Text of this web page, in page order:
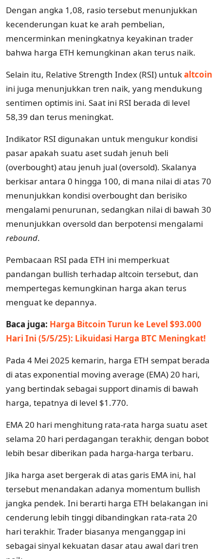
Dengan angka 1,08, rasio tersebut menunjukkan
kecenderungan kuat ke arah pembelian,
mencerminkan meningkatnya keyakinan trader
bahwa harga ETH kemungkinan akan terus naik.
Selain itu, Relative Strength Index (RSI) untukaltcoin
ini juga menunjukkan tren naik, yang mendukung
sentimen optimis ini. Saat ini RSI berada di level
58,39 dan terus meningkat.
Indikator RSI digunakan untuk mengukur kondisi
pasar apakah suatu aset sudah jenuh beli
(overbought) atau jenuh jual (oversold). Skalanya
berkisar antara 0 hingga 100, di mana nilai di atas 70
menunjukkan kondisi overbought dan berisiko
mengalami penurunan, sedangkan nilai di bawah 30
menunjukkan oversold dan berpotensi mengalami
rebound.
Pembacaan RSI pada ETH ini memperkuat
pandangan bullish terhadap altcoin tersebut, dan
mempertegas kemungkinan harga akan terus
menguat ke depannya.
Baca juga: Harga Bitcoin Turun ke Level $93.000
Hari Ini (5/5/25): Likuidasi Harga BTC Meningkat!
Pada 4 Mei 2025 kemarin, harga ETH sempat berada
di atas exponential moving average (EMA) 20 hari,
yang bertindak sebagai support dinamis di bawah
harga, tepatnya di level $1.770.
EMA 20 hari menghitung rata-rata harga suatu aset
selama 20 hari perdagangan terakhir, dengan bobot
lebih besar diberikan pada harga-harga terbaru.
Jika harga aset bergerak di atas garis EMA ini, hal
tersebut menandakan adanya momentum bullish
jangka pendek. Ini berarti harga ETH belakangan ini
cenderung lebih tinggi dibandingkan rata-rata 20
hari terakhir. Trader biasanya menganggap ini
sebagai sinyal kekuatan dasar atau awal dari tren